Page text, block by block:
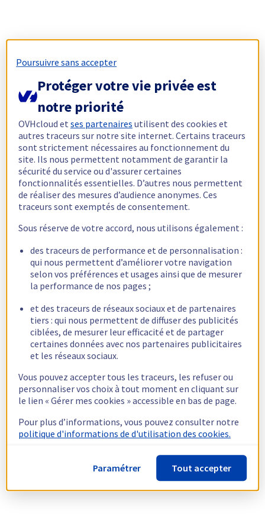
Poursuivre sans accepter
Protéger votre vie privée est
notre priorité
OVHcloud etses partenaires utilisent des cookies et
autres traceurs sur notre site internet. Certains traceurs
sont strictement nécessaires au fonctionnement du
site. Ils nous permettent notamment de garantir la
sécurité du service ou d'assurer certaines
fonctionnalités essentielles. D’autres nous permettent
de réaliser des mesures d’audience anonymes. Ces
traceurs sont exemptés de consentement.
Sous réserve de votre accord, nous utilisons également :
des traceurs de performance et de personnalisation :
qui nous permettent d’améliorer votre navigation
selon vos préférences et usages ainsi que de mesurer
la performance de nos pages ;
et des traceurs de réseaux sociaux et de partenaires
tiers : qui nous permettent de diffuser des publicités
ciblées, de mesurer leur efficacité et de partager
certaines données avec nos partenaires publicitaires
et les réseaux sociaux.
Vous pouvez accepter tous les traceurs, les refuser ou
personnaliser vos choix à tout moment en cliquant sur
le lien « Gérer mes cookies » accessible en bas de page.
Pour plus d’informations, vous pouvez consulter notre
politique d'informations de d'utilisation des cookies.
Paramétrer Tout accepter